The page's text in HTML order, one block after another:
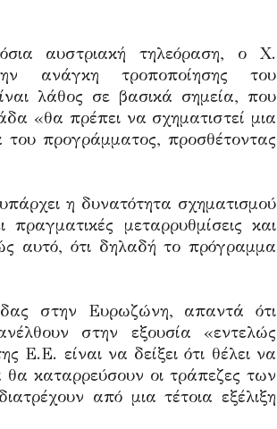
αυστριακή τηλεόραση, ο Χ.
ανάγκη τροποποίησης του
λάθος σε βασικά σημεία, που
«θα πρέπει να σχηματιστεί μια
προγράμματος, προσθέτοντας
η δυνατότητα σχηματισμού
μεταρρυθμίσεις και
αυτό, ότι δηλαδή το πρόγραμμα
στην Ευρωζώνη, απαντά ότι
στην εξουσία «εντελώς
Ε.Ε. είναι να δείξει ότι θέλει να
καταρρεύσουν οι τράπεζες των
από μια τέτοια εξέλιξη